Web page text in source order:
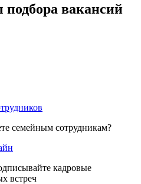
вакансий
семейным сотрудникам?
кадровые
встреч